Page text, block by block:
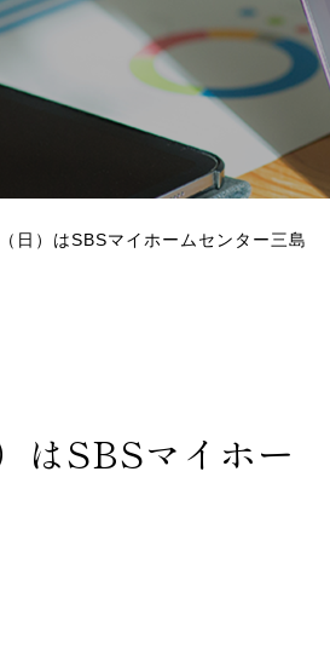
日）はSBSマイホームセンター三島
はSBSマイホー